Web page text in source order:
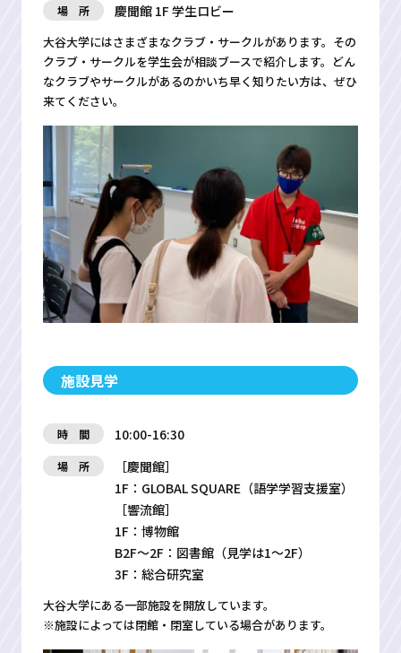
場 所 慶聞館 1F 学生ロビー
大谷大学にはさまざまなクラブ・サークルがあります。その
クラブ・サークルを学生会が相談ブースで紹介します。どん
なクラブやサークルがあるのかいち早く知りたい方は、ぜひ
来てください。
施設見学
時 間 10:00-16:30
場 所
［慶聞館］
1F：GLOBAL SQUARE（語学学習支援室）
［響流館］
1F：博物館
B2F～2F：図書館（見学は1～2F）
3F：総合研究室
大谷大学にある一部施設を開放しています。
※施設によっては閉館・閉室している場合があります。